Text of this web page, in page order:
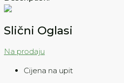
Slični Oglasi
Na prodaju
Cijena na upit